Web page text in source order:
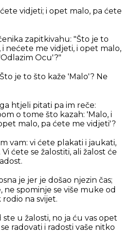
vidjeti; i opet malo, pa ćete
zapitkivahu: "Što je to
i nećete me vidjeti, i opet malo,
Ocu'?"
je to što kaže 'Malo'? Ne
htjeli pitati pa im reče:
o tome što kazah: 'Malo, i
malo, pa ćete me vidjeti'?
vam: vi ćete plakati i jaukati,
ćete se žalostiti, ali žalost će
je jer je došao njezin čas;
ne spominje se više muke od
na svijet.
ste u žalosti, no ja ću vas opet
radovati i radosti vaše nitko